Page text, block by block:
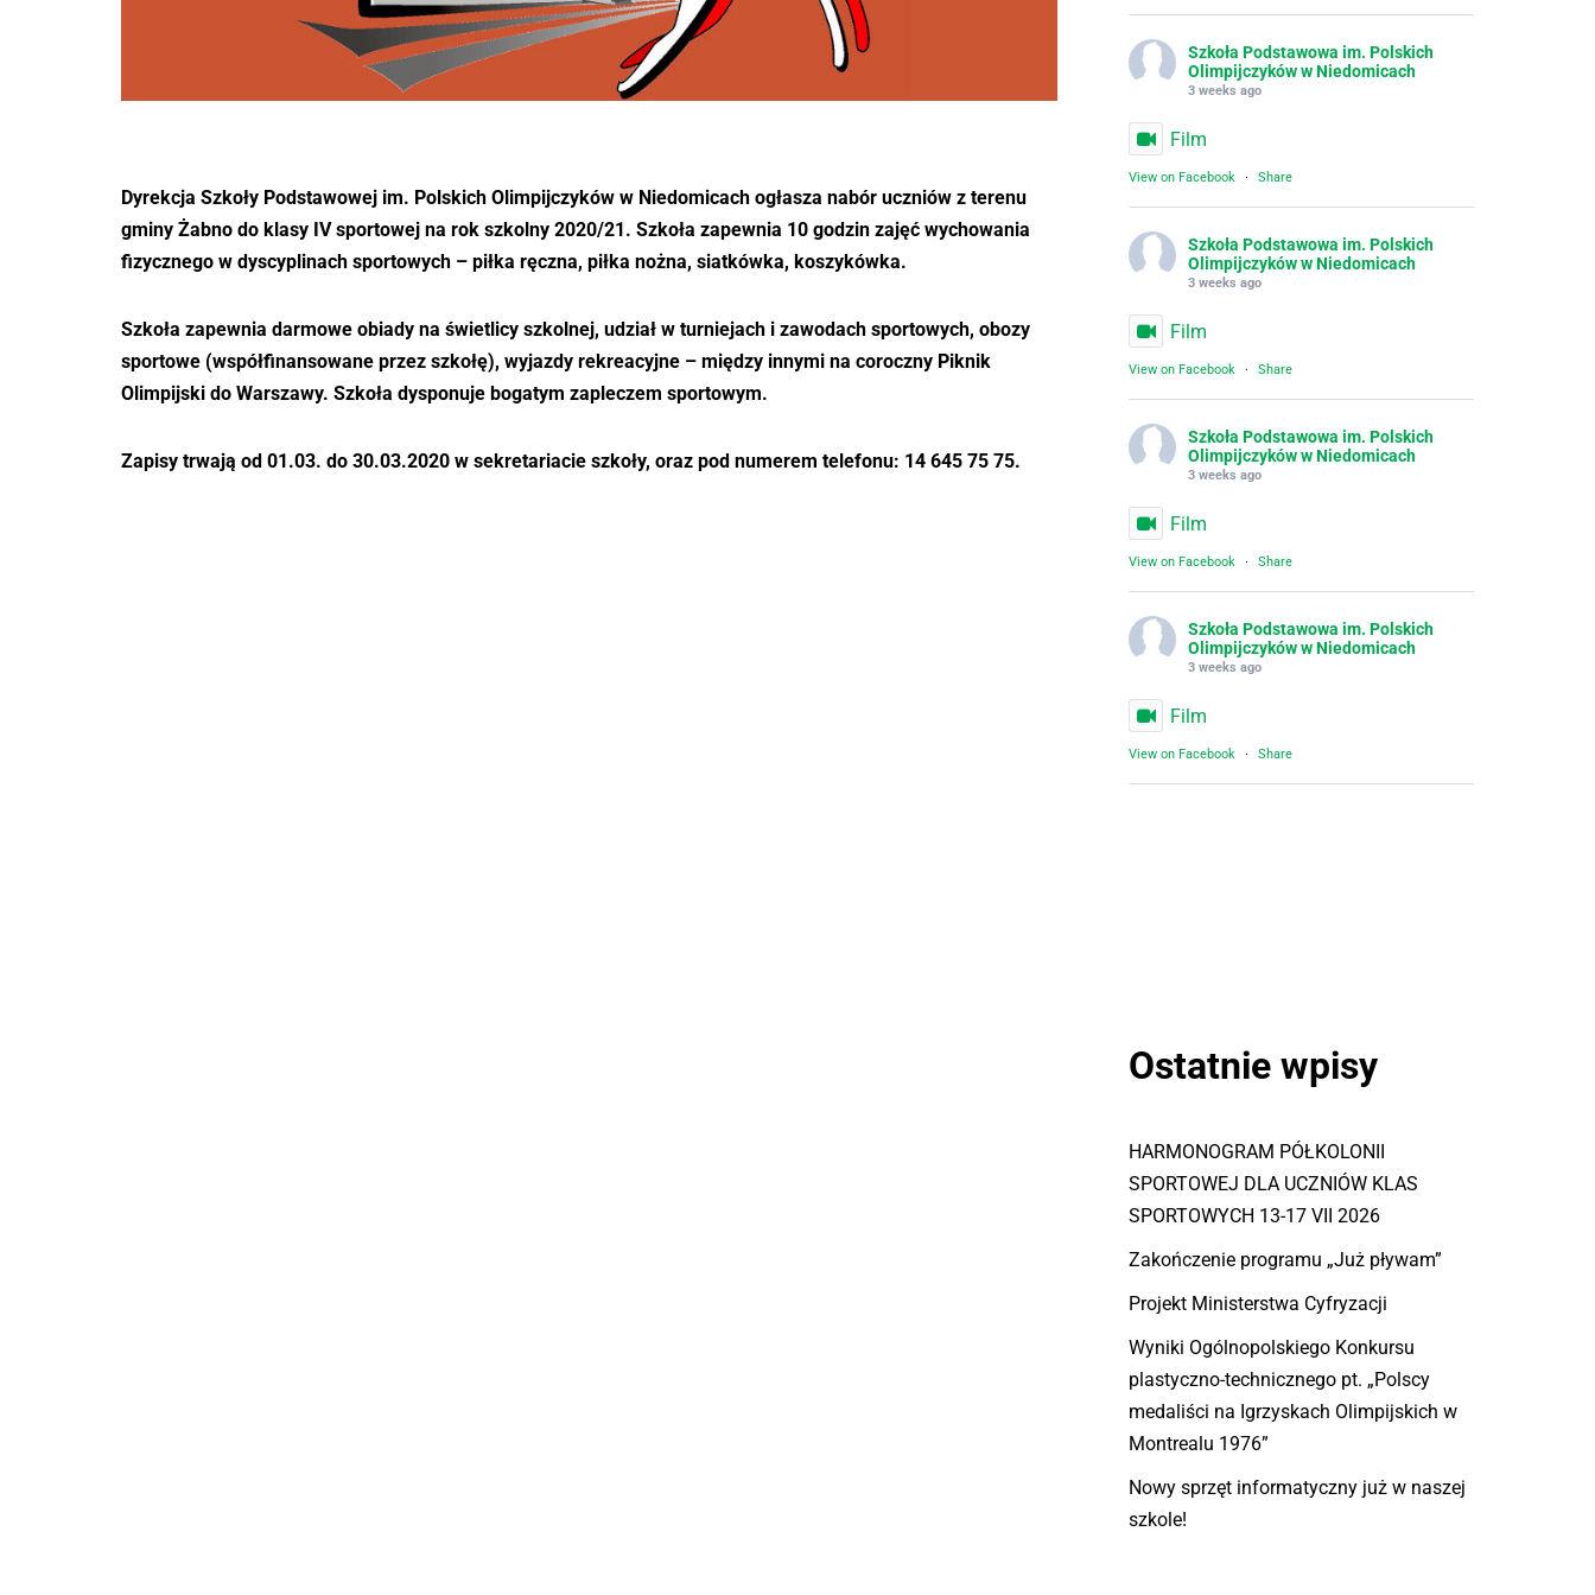
2016
2014
2013
2012
Dyrekcja Szkoły Podstawowej im. Polskich Olimpijczyków w Niedomicach ogłasza nabór uczniów z terenu
gminy Żabno do klasy IV sportowej na rok szkolny 2020/21. Szkoła zapewnia 10 godzin zajęć wychowania
fizycznego w dyscyplinach sportowych – piłka ręczna, piłka nożna, siatkówka, koszykówka.
Szkoła zapewnia darmowe obiady na świetlicy szkolnej, udział w turniejach i zawodach sportowych, obozy
sportowe (współfinansowane przez szkołę), wyjazdy rekreacyjne – między innymi na coroczny Piknik
Olimpijski do Warszawy. Szkoła dysponuje bogatym zapleczem sportowym.
Zapisy trwają od 01.03. do 30.03.2020 w sekretariacie szkoły, oraz pod numerem telefonu: 14 645 75 75.
Szkoła Podstawowa im. Polskich
Olimpijczyków w Niedomicach
3 weeks ago
Film
View on Facebook · Share
Szkoła Podstawowa im. Polskich
Olimpijczyków w Niedomicach
3 weeks ago
Film
View on Facebook · Share
Szkoła Podstawowa im. Polskich
Olimpijczyków w Niedomicach
3 weeks ago
Film
View on Facebook · Share
Szkoła Podstawowa im. Polskich
Olimpijczyków w Niedomicach
3 weeks ago
Film
View on Facebook · Share
Ostatnie wpisy
HARMONOGRAM PÓŁKOLONII
SPORTOWEJ DLA UCZNIÓW KLAS
SPORTOWYCH 13-17 VII 2026
Zakończenie programu „Już pływam”
Projekt Ministerstwa Cyfryzacji
Wyniki Ogólnopolskiego Konkursu
plastyczno-technicznego pt. „Polscy
medaliści na Igrzyskach Olimpijskich w
Montrealu 1976”
Nowy sprzęt informatyczny już w naszej
szkole!